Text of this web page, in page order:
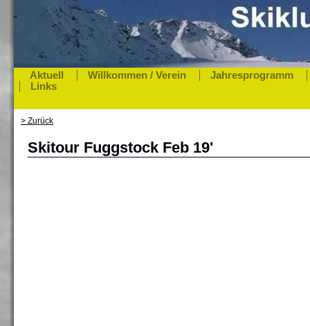
Aktuell Willkommen / Verein
Jahresprogramm
Links
> Zurück
Skitour Fuggstock Feb 19'